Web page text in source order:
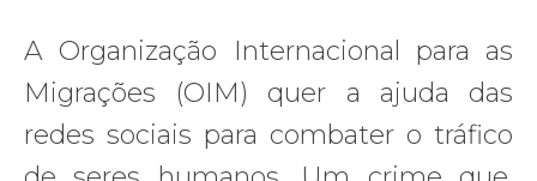
A Organização Internacional para as
Migrações (OIM) quer a ajuda das
redes sociais para combater o tráfico